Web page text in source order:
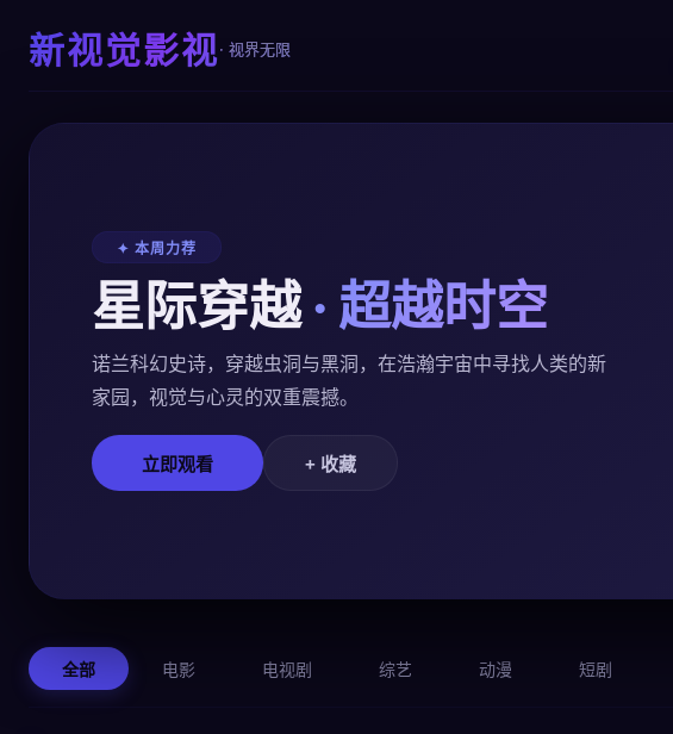
新视觉影视· 视界无限
✦ 本周力荐
星际穿越· 超越时空
诺兰科幻史诗，穿越虫洞与黑洞，在浩瀚宇宙中寻找人类的新
家园，视觉与心灵的双重震撼。
立即观看 + 收藏
全部 电影 电视剧 综艺 动漫 短剧